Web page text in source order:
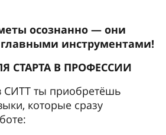
осознанно — они
инструментами!
СТАРТА В ПРОФЕССИИ
СИТТ ты приобретёшь
которые сразу